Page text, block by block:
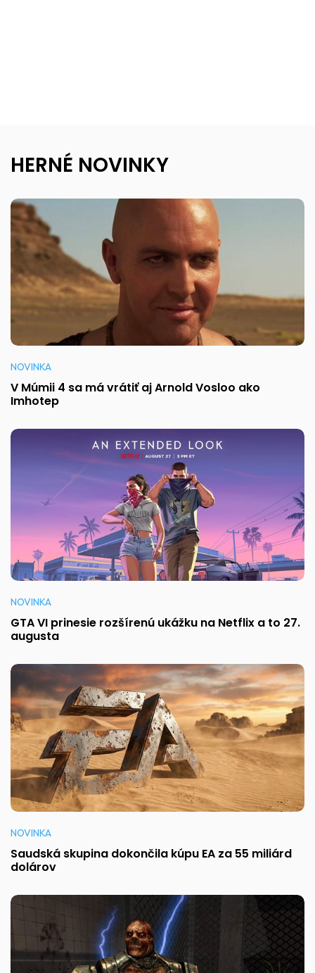
HERNÉ NOVINKY
NOVINKA
V Múmii 4 sa má vrátiť aj Arnold Vosloo ako
Imhotep
NOVINKA
GTA VI prinesie rozšírenú ukážku na Netflix a to 27.
augusta
NOVINKA
Saudská skupina dokončila kúpu EA za 55 miliárd
dolárov